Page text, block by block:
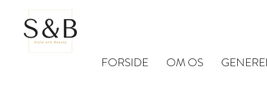
FORSIDE OM OS